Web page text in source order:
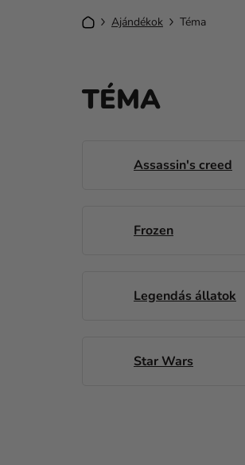
KezdőlapAjándékok Téma
TÉMA
Assassin's creed
Frozen
Legendás állatok
Star Wars